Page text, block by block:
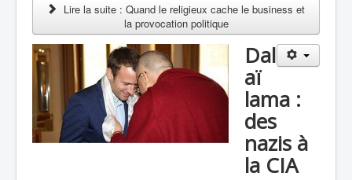
Lire la suite : Quand le religieux cache le business et
la provocation politique
Dal
aï
lama :
des
nazis à
la CIA